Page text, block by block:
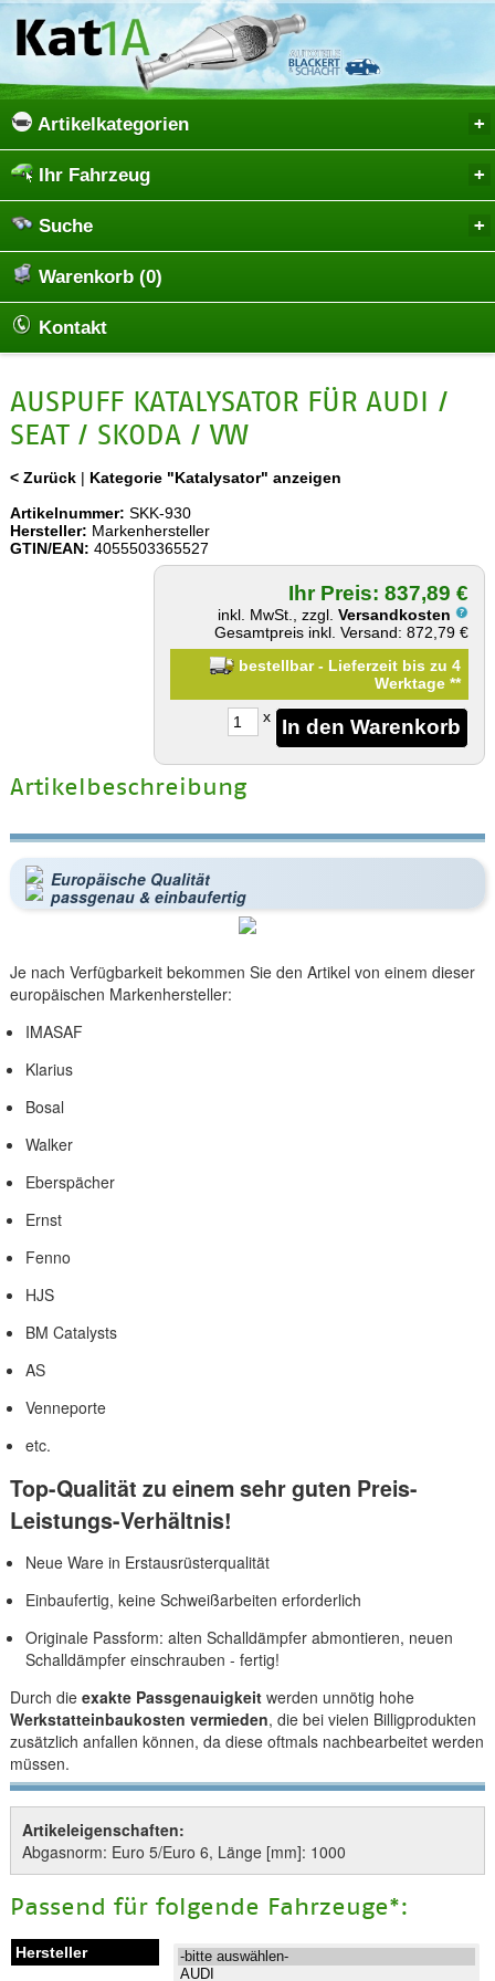
Artikelkategorien
Ihr Fahrzeug
Suche
Warenkorb (0)
Kontakt
AUSPUFF KATALYSATOR FÜR AUDI /
SEAT / SKODA / VW
< Zurück| Kategorie "Katalysator" anzeigen
Artikelnummer: SKK-930
Hersteller: Markenhersteller
GTIN/EAN: 4055503365527
Ihr Preis: 837,89 €
inkl. MwSt., zzgl.Versandkosten
Gesamtpreis inkl. Versand: 872,79 €
bestellbar - Lieferzeit bis zu 4
Werktage**
x
Artikelbeschreibung
Europäische Qualität
passgenau & einbaufertig
Je nach Verfügbarkeit bekommen Sie den Artikel von einem dieser
europäischen Markenhersteller:
IMASAF
Klarius
Bosal
Walker
Eberspächer
Ernst
Fenno
HJS
BM Catalysts
AS
Venneporte
etc.
Top-Qualität zu einem sehr guten Preis-
Leistungs-Verhältnis!
Neue Ware in Erstausrüsterqualität
Einbaufertig, keine Schweißarbeiten erforderlich
Originale Passform: alten Schalldämpfer abmontieren, neuen
Schalldämpfer einschrauben - fertig!
Durch die exakte Passgenauigkeitwerden unnötig hohe
Werkstatteinbaukosten vermieden, die bei vielen Billigprodukten
zusätzlich anfallen können, da diese oftmals nachbearbeitet werden
müssen.
Artikeleigenschaften:
Abgasnorm: Euro 5/Euro 6, Länge [mm]: 1000
Passend für folgende Fahrzeuge*: